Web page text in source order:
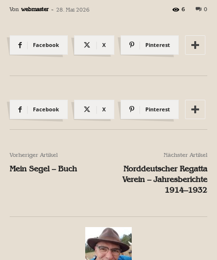
Von webmaster - 28. Mai 2026 0
6
Facebook X Pinterest
Facebook X Pinterest
Vorheriger Artikel
Mein Segel – Buch
Nächster Artikel
Norddeutscher Regatta
Verein – Jahresberichte
1914–1932